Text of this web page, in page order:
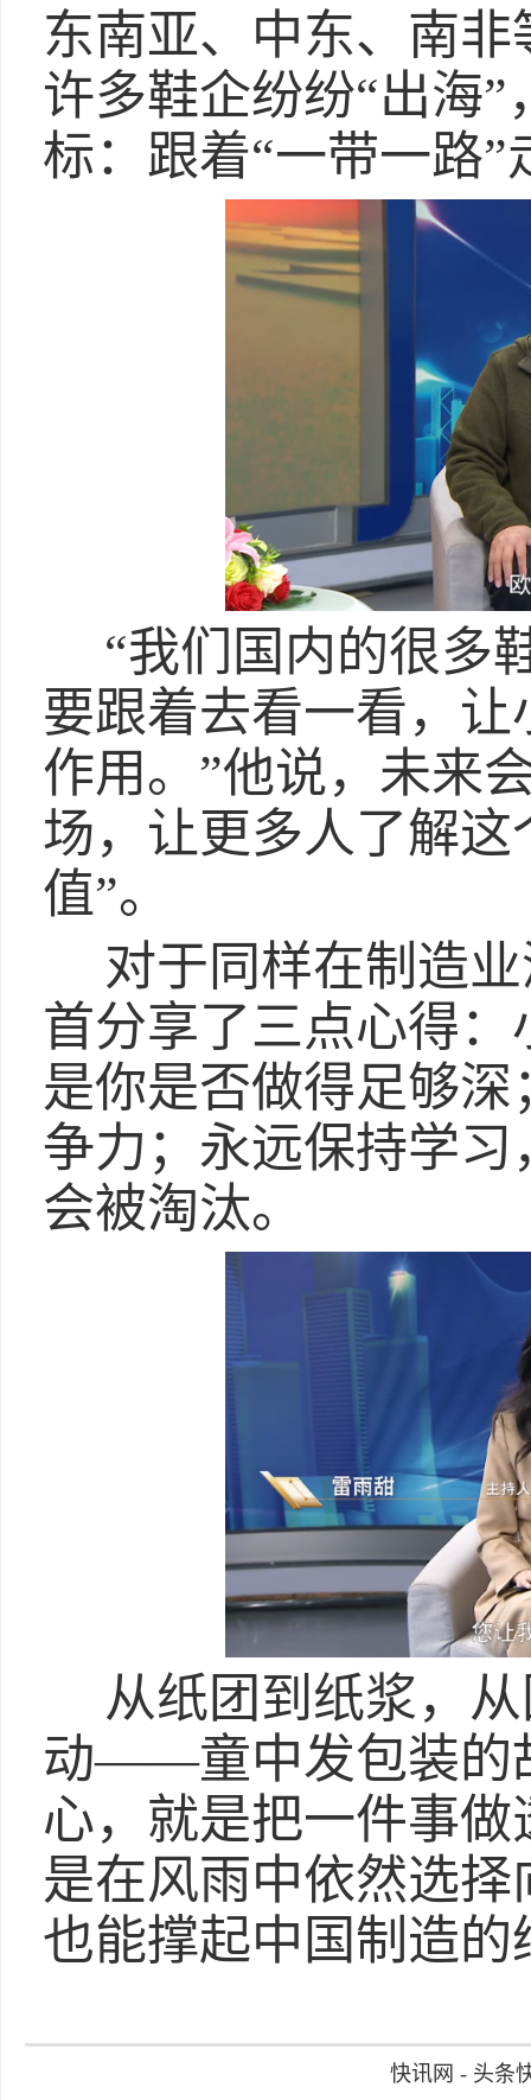
东南亚、中东、南
许多鞋企纷纷“出海
标：跟着“一带一路”
“我们国内的很多
要跟着去看一看，
作用。”他说，未来
场，让更多人了解
值”。
对于同样在制造
首分享了三点心得
是你是否做得足够
争力；永远保持学
会被淘汰。
从纸团到纸浆，
动——童中发包装的
心，就是把一件事
是在风雨中依然选
也能撑起中国制造的
快讯网 - 头条